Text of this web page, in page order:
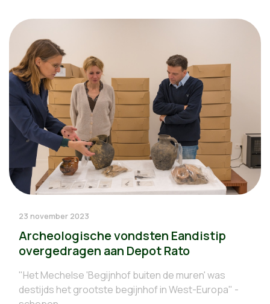
23 november 2023
Archeologische vondsten Eandistip
overgedragen aan Depot Rato
"Het Mechelse 'Begijnhof buiten de muren' was
destijds het grootste begijnhof in West-Europa" -